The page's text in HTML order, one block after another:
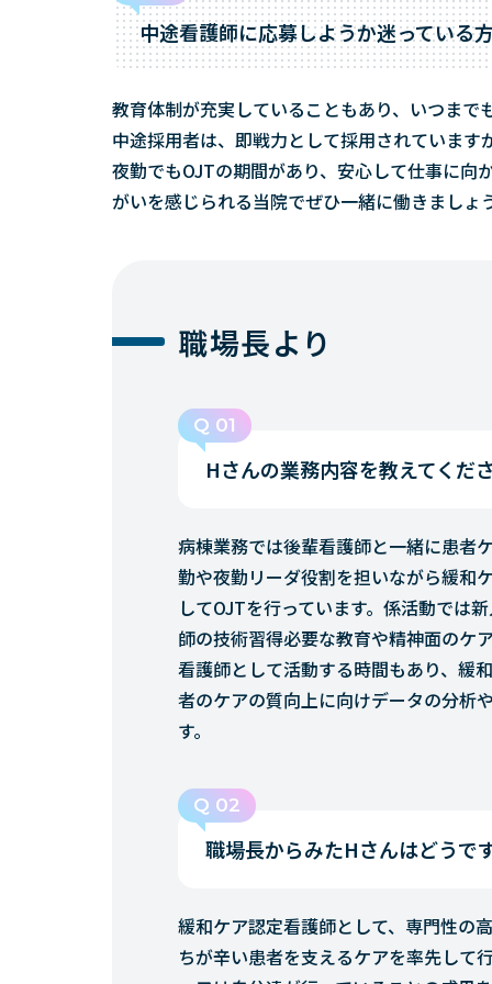
中途看護師に応募しようか迷っている
教育体制が充実していることもあり、いつまで
中途採用者は、即戦力として採用されていま
夜勤でもOJTの期間があり、安心して仕事に向
がいを感じられる当院でぜひ一緒に働きましょ
職場長より
Q 01
Hさんの業務内容を教えてくだ
病棟業務では後輩看護師と一緒に患者
勤や夜勤リーダ役割を担いながら緩和
してOJTを行っています。係活動では
師の技術習得必要な教育や精神面のケ
看護師として活動する時間もあり、緩
者のケアの質向上に向けデータの分析
す。
Q 02
職場長からみたHさんはどうで
緩和ケア認定看護師として、専門性の
ちが辛い患者を支えるケアを率先して